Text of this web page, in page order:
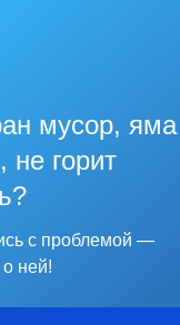
мусор,
не горит
с проблемой —
ней!